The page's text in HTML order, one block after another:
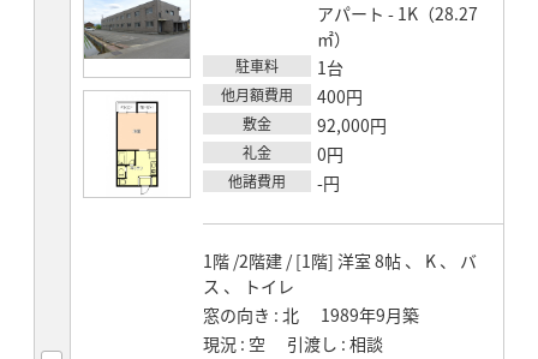
アパート - 1K（28.27
㎡）
駐車料 1台
他月額費用 400円
敷金 92,000円
礼金 0円
他諸費用 -円
1階 /2階建 / [1階] 洋室 8帖 、 K 、 バ
ス 、 トイレ
窓の向き 北
1989年9月築
現況 空 引渡し 相談